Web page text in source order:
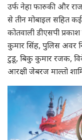
उर्फ नेहा फारुकी और
से तीन मोबाइल सहित
कोतवाली डीएसपी प्रकाश
कुमार सिंह, पुलिस अवर
टुडू, बिकु कुमार रजक,
आरक्षी जेबरज माल्तो